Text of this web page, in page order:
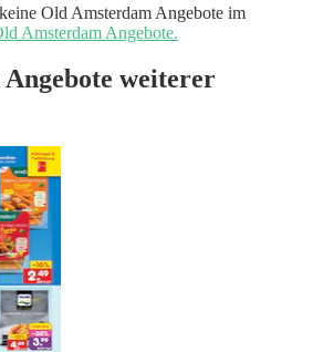
Old Amsterdam Angebote im
Amsterdam Angebote.
weiterer